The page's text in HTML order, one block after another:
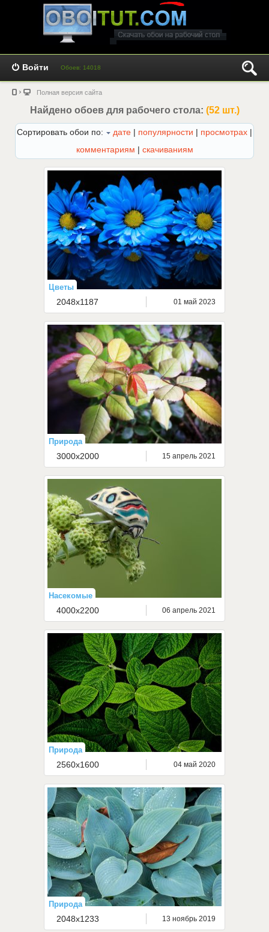
Войти Обоев: 14018
Полная версия сайта
Найдено обоев для рабочего стола: (52 шт.)
Сортировать обои по: дате | популярности | просмотрах |
комментариям | скачиваниям
Цветы
2048x1187 01 май 2023
Природа
3000x2000 15 апрель 2021
Насекомые
4000x2200 06 апрель 2021
Природа
2560x1600 04 май 2020
Природа
2048x1233 13 ноябрь 2019